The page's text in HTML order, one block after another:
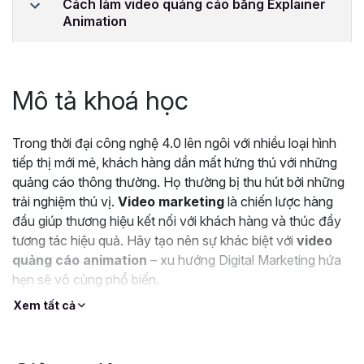
Cách làm video quảng cáo bằng Explainer
Animation
Mô tả khoá học
Trong thời đại công nghệ 4.0 lên ngôi với nhiều loại hình
tiếp thị mới mẻ, khách hàng dần mất hứng thú với những
quảng cáo thông thường. Họ thường bị thu hút bởi những
trải nghiệm thú vị. Video marketing là chiến lược hàng
đầu giúp thương hiệu kết nối với khách hàng và thúc đẩy
tương tác hiệu quả. Hãy tạo nên sự khác biệt với video
quảng cáo animation – xu hướng Digital Marketing hứa
hẹn sẽ vô cùng phổ biến.
Video Animation
Xem tất cả